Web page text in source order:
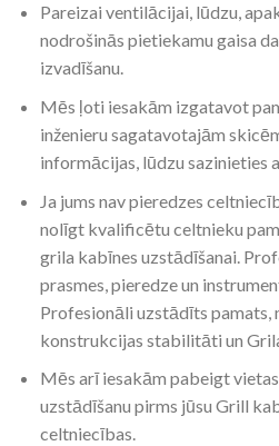
Pareizai ventilācijai, lūdzu,
nodrošinās pietiekamu gaisa
izvadīšanu.
Mēs ļoti iesakām izgatavot
inženieru sagatavotajām
informācijas, lūdzu sazinieties
Ja jums nav pieredzes
nolīgt kvalificētu celtnieku
grila kabīnes uzstādīšanai.
prasmes, pieredze un
Profesionāli uzstādīts pamats,
konstrukcijas stabilitāti un
Mēs arī iesakām pabeigt
uzstādīšanu pirms jūsu Grill
celtniecības.